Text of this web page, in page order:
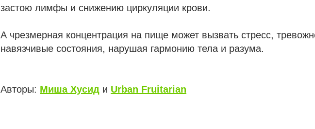
застою лимфы и снижению циркуляции крови.
А чрезмерная концентрация на пище может вызвать стресс,
навязчивые состояния, нарушая гармонию тела и разума.
Авторы: Миша Хусид и Urban Fruitarian